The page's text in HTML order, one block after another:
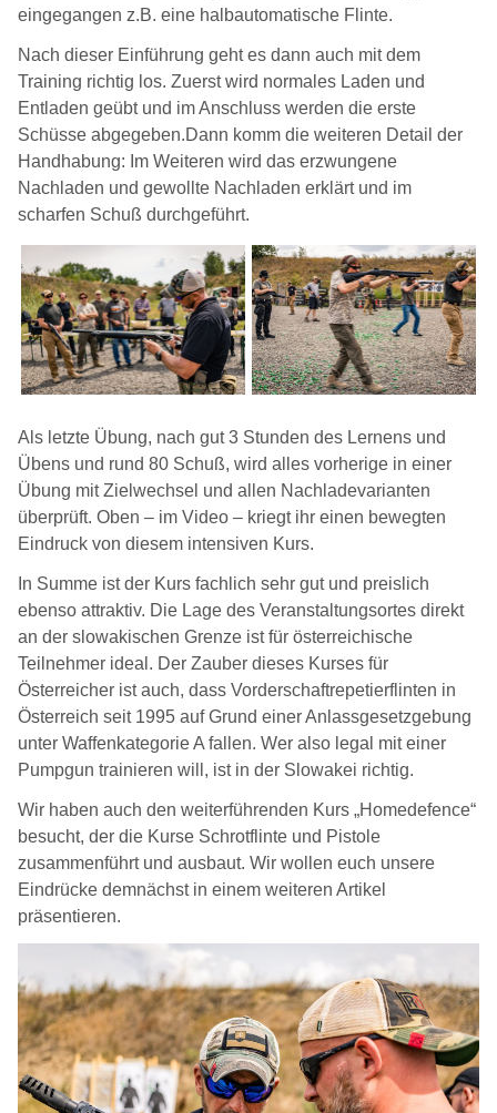
eingegangen z.B. eine halbautomatische Flinte.
Nach dieser Einführung geht es dann auch mit dem
Training richtig los. Zuerst wird normales Laden und
Entladen geübt und im Anschluss werden die erste
Schüsse abgegeben.Dann komm die weiteren Detail der
Handhabung: Im Weiteren wird das erzwungene
Nachladen und gewollte Nachladen erklärt und im
scharfen Schuß durchgeführt.
Als letzte Übung, nach gut 3 Stunden des Lernens und
Übens und rund 80 Schuß, wird alles vorherige in einer
Übung mit Zielwechsel und allen Nachladevarianten
überprüft. Oben – im Video – kriegt ihr einen bewegten
Eindruck von diesem intensiven Kurs.
In Summe ist der Kurs fachlich sehr gut und preislich
ebenso attraktiv. Die Lage des Veranstaltungsortes direkt
an der slowakischen Grenze ist für österreichische
Teilnehmer ideal. Der Zauber dieses Kurses für
Österreicher ist auch, dass Vorderschaftrepetierflinten in
Österreich seit 1995 auf Grund einer Anlassgesetzgebung
unter Waffenkategorie A fallen. Wer also legal mit einer
Pumpgun trainieren will, ist in der Slowakei richtig.
Wir haben auch den weiterführenden Kurs „Homedefence“
besucht, der die Kurse Schrotflinte und Pistole
zusammenführt und ausbaut. Wir wollen euch unsere
Eindrücke demnächst in einem weiteren Artikel
präsentieren.